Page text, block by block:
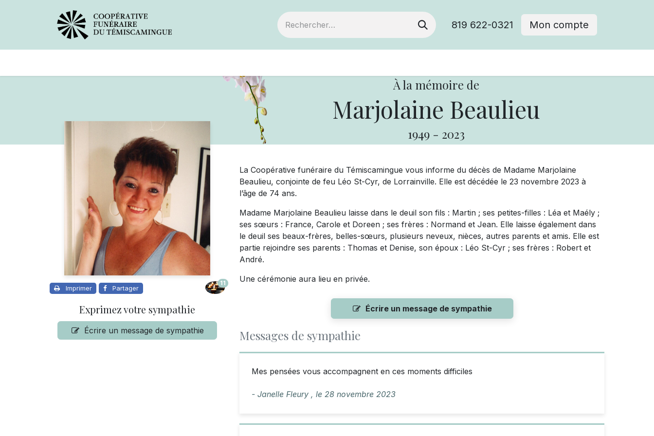
819 622-0321 Mon compte
À la mémoire de
Marjolaine Beaulieu
1949 - 2023
Imprimer Partager
11
Exprimez votre sympathie
Écrire un message de sympathie
La Coopérative funéraire du Témiscamingue vous informe du décès de Madame Marjolaine
Beaulieu, conjointe de feu Léo St-Cyr, de Lorrainville. Elle est décédée le 23 novembre 2023 à
l’âge de 74 ans.
Madame Marjolaine Beaulieu laisse dans le deuil son fils : Martin ; ses petites-filles : Léa et Maély ;
ses sœurs : France, Carole et Doreen ; ses frères : Normand et Jean. Elle laisse également dans
le deuil ses beaux-frères, belles-sœurs, plusieurs neveux, nièces, autres parents et amis. Elle est
partie rejoindre ses parents : Thomas et Denise, son époux : Léo St-Cyr ; ses frères : Robert et
André.
Une cérémonie aura lieu en privée.
Écrire un message de sympathie
Messages de sympathie
Mes pensées vous accompagnent en ces moments difficiles
- Janelle Fleury , le 28 novembre 2023